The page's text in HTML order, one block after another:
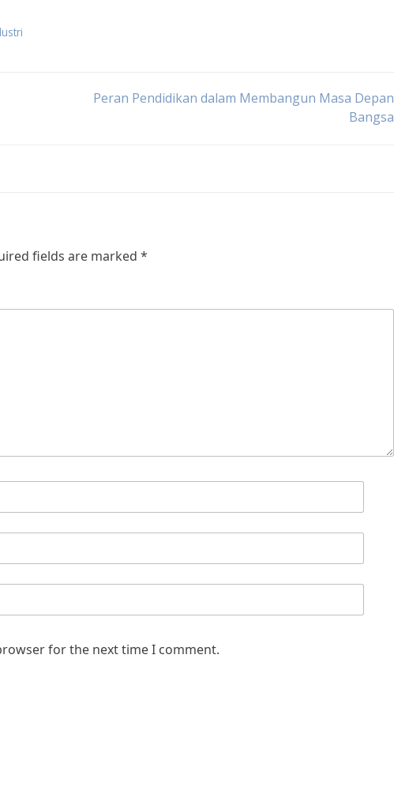
Peran Pendidikan dalam Membangun Masa Depan
Bangsa
fields are marked *
for the next time I comment.